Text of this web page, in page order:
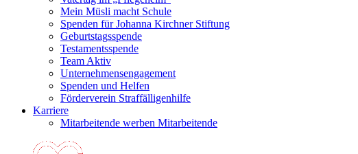
Mein Müsli macht Schule
Spenden für Johanna Kirchner Stiftung
Geburtstagsspende
Testamentsspende
Team Aktiv
Unternehmensengagement
Spenden und Helfen
Förderverein Straffälligenhilfe
Karriere
Mitarbeitende werben Mitarbeitende